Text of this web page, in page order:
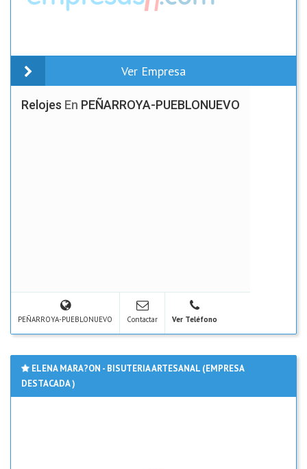
Ver Empresa
Relojes En PEÑARROYA-PUEBLONUEVO
PEÑARROYA-PUEBLONUEVO Contactar Ver Teléfono
ELENA MARA?ON - BISUTERIA ARTESANAL (EMPRESA
DESTACADA )